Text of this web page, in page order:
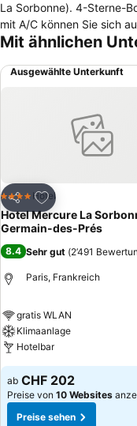
La Sorbonne). 4-Sterne-
mit A/C können Sie sich
Mit ähnlichen
Ausgewählte Unterkunft
Teilen
Zu Favoriten
4 SterneHotel
Hotel Mercure La
Germain-des-Prés
8.4 Sehr gut (2’491
Paris, Frankreich
gratis WLAN
Klimaanlage
Hotelbar
ab CHF 202
Preise von 10 Websites
Preise sehen